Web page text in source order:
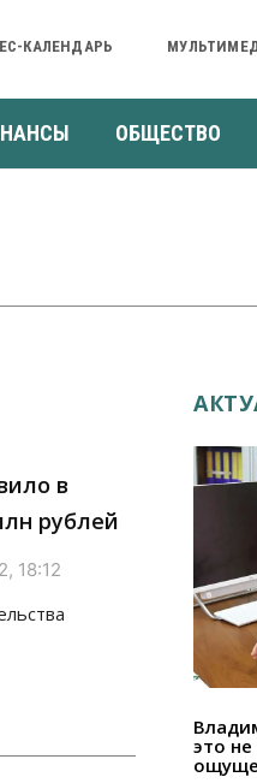
КАЛЕНДАРЬ
ОБЩЕСТВО
в
рублей
18:12
это